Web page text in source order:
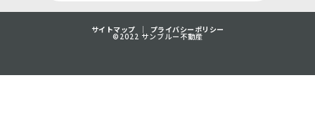
プライバシーポリシー
サイトマップ
©2022 サンブルー不動産